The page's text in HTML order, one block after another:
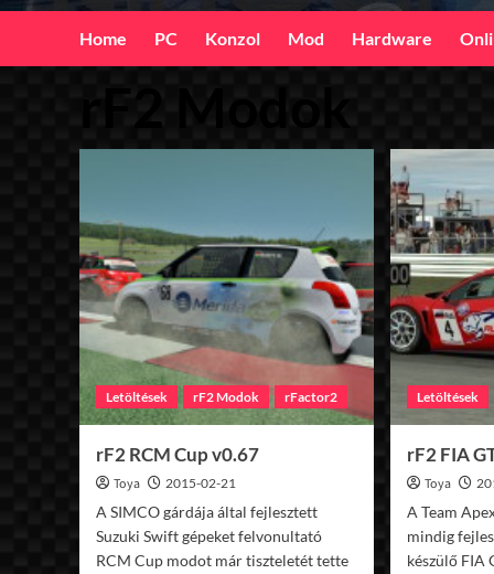
Home PC Konzol Mod Hardware
Letöltések rF2 Modok rFactor2
rF2 RCM Cup v0.67
Toya 2015-02-21
A SIMCO gárdája által fejlesztett
Suzuki Swift gépeket felvonultató
RCM Cup modot már tiszteletét tette
Letöltések
rF2 FIA
Toya
A Team
mindig
készülő FIA